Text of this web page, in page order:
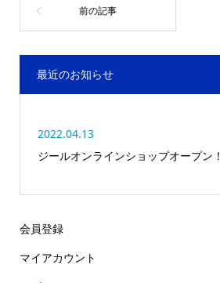
最近のお知らせ
2022.04.13
ジールオンラインショップオープン！
会員登録
マイアカウント